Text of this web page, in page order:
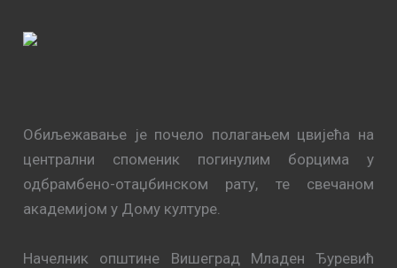
Обиљежавање је почело полагањем цвијећа на
централни споменик погинулим борцима у
одбрамбено-отаџбинском рату, те свечаном
академијом у Дому културе.
Начелник општине Вишеград Младен Ђуревић